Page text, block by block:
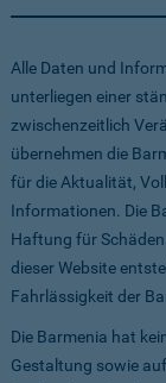
Alle Daten und
unterliegen einer
zwischenzeitlich
übernehmen die
für die Aktualität,
Informationen. Die
Haftung für
dieser Website
Fahrlässigkeit der
Die Barmenia hat
Gestaltung sowie